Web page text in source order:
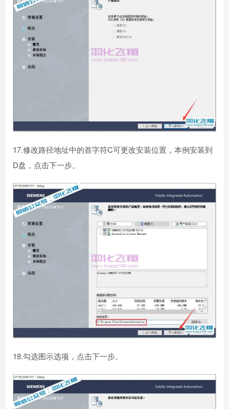
17.修改路径地址中的首字符C可更改安装位置，本例安装到
D盘，点击下一步。
18.勾选图示选项，点击下一步。